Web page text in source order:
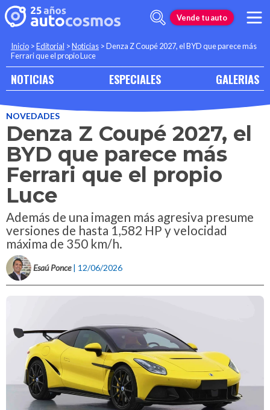
Vende tu auto
Inicio >Editorial >Noticias >Denza Z Coupé 2027, el BYD que parece más
Ferrari que el propio Luce
NOTICIAS ESPECIALES GALERIAS
NOVEDADES
Denza Z Coupé 2027, el
BYD que parece más
Ferrari que el propio
Luce
Además de una imagen más agresiva presume
versiones de hasta 1,582 HP y velocidad
máxima de 350 km/h.
Esaú Ponce | 12/06/2026